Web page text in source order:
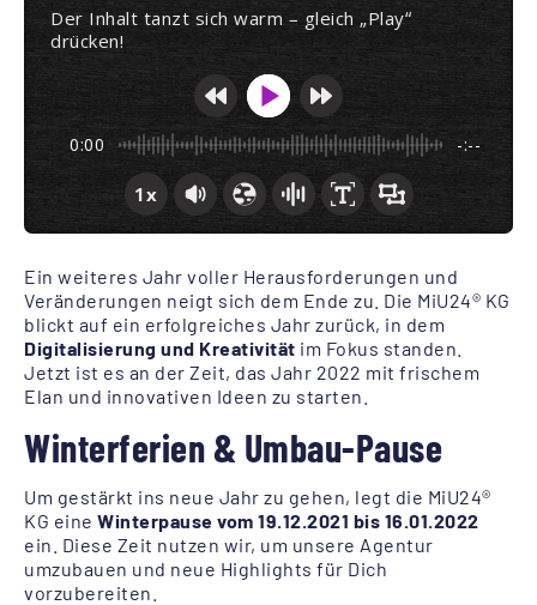
Der Inhalt tanzt sich warm – gleich „Play“
drücken!
0:00 -:--
1x
Ein weiteres Jahr voller Herausforderungen und
Veränderungen neigt sich dem Ende zu. Die MiU24® KG
blickt auf ein erfolgreiches Jahr zurück, in dem
Digitalisierung und Kreativität im Fokus standen.
Jetzt ist es an der Zeit, das Jahr 2022 mit frischem
Elan und innovativen Ideen zu starten.
Winterferien & Umbau-Pause
Um gestärkt ins neue Jahr zu gehen, legt die MiU24®
KG eine Winterpause vom 19.12.2021 bis 16.01.2022
ein. Diese Zeit nutzen wir, um unsere Agentur
umzubauen und neue Highlights für Dich
vorzubereiten.